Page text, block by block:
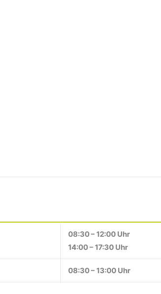
08:30 – 12:00 Uhr
14:00 – 17:30 Uhr
08:30 – 13:00 Uhr